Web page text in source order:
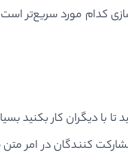
کدام مورد سریع‌تر
تا با دیگران کار
کنندگان در امر